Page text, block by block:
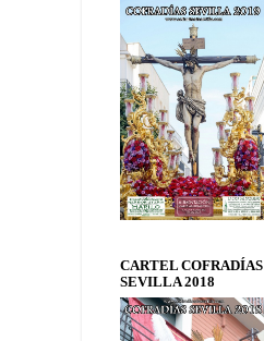
CARTEL COFRADÍAS
SEVILLA 2018